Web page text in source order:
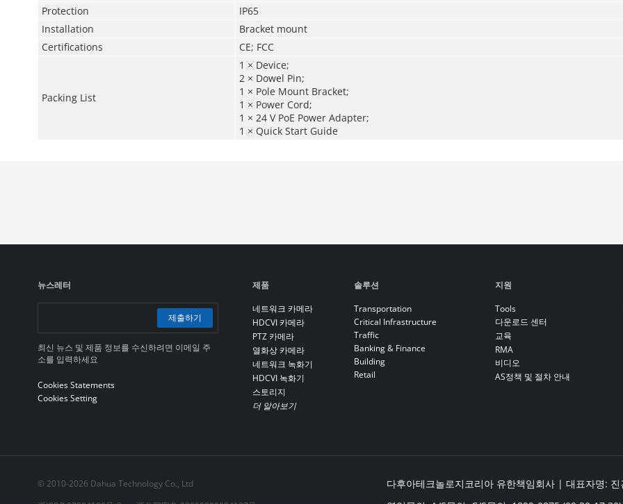
Protection
IP65
Installation
Bracket mount
Certifications
CE; FCC
Packing List
1 × Device;
2 × Dowel Pin;
1 × Pole Mount Bracket;
1 × Power Cord;
1 × 24 V PoE Power Adapter;
1 × Quick Start Guide
뉴스레터
제출하기
최신 뉴스 및 제품 정보를 수신하려면 이메일 주
소를 입력하세요
Cookies Statements
Cookies Setting
제품
네트워크 카메라
HDCVI 카메라
PTZ 카메라
열화상 카메라
네트워크 녹화기
HDCVI 녹화기
스토리지
더 알아보기
솔루션
Transportation
Critical Infrastructure
Traffic
Banking & Finance
Building
Retail
지원
Tools
다운로드 센터
교육
RMA
비디오
AS정책 및 절차 안내
다후아테크놀로지코리아 유한책임회사 | 대표자명:
© 2010-2026 Dahua Technology Co., Ltd